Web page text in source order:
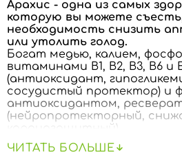
Арахис - одна из самых
которую вы можете
необходимость снизить
или утолить голод.
Богат медью, калием,
витаминами B1, B2, B3, B6 и
(антиоксидант,
сосудистый протектор) и
антиоксидантом,
(нейропротекторный,
кардиозащитный).
Арахис - настоящий кладезь
ЧИТАТЬ БОЛЬШЕ